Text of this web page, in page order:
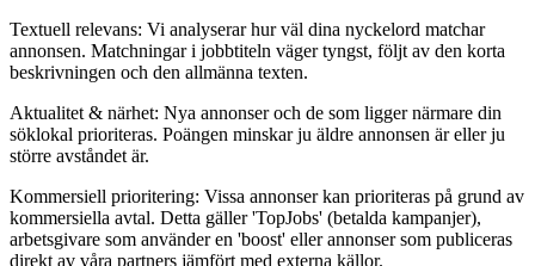
Textuell relevans: Vi analyserar hur väl dina nyckelord matchar
annonsen. Matchningar i jobbtiteln väger tyngst, följt av den korta
beskrivningen och den allmänna texten.
Aktualitet & närhet: Nya annonser och de som ligger närmare din
söklokal prioriteras. Poängen minskar ju äldre annonsen är eller ju
större avståndet är.
Kommersiell prioritering: Vissa annonser kan prioriteras på grund av
kommersiella avtal. Detta gäller 'TopJobs' (betalda kampanjer),
arbetsgivare som använder en 'boost' eller annonser som publiceras
direkt av våra partners jämfört med externa källor.